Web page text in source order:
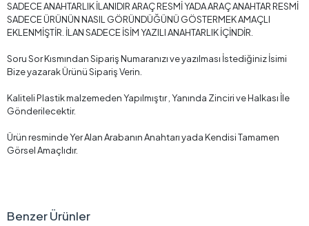
SADECE ANAHTARLIK İLANIDIR ARAÇ RESMİ YADA ARAÇ ANAHTAR RESMİ
SADECE ÜRÜNÜN NASIL GÖRÜNDÜĞÜNÜ GÖSTERMEK AMAÇLI
EKLENMİŞTİR. İLAN SADECE İSİM YAZILI ANAHTARLIK İÇİNDİR.
Soru Sor Kısmından Sipariş Numaranızı ve yazılması İstediğiniz İsimi
Bize yazarak Ürünü Sipariş Verin.
Kaliteli Plastik malzemeden Yapılmıştır , Yanında Zinciri ve Halkası İle
Gönderilecektir.
Ürün resminde Yer Alan Arabanın Anahtarı yada Kendisi Tamamen
Görsel Amaçlıdır.
Benzer Ürünler